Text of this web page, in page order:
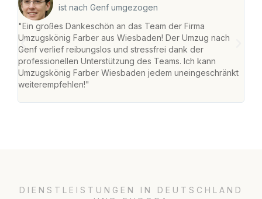
ist nach Genf umgezogen
"Ein großes Dankeschön an das Team der Firma
Umzugskönig Farber aus Wiesbaden! Der Umzug nach
Genf verlief reibungslos und stressfrei dank der
professionellen Unterstützung des Teams. Ich kann
Umzugskönig Farber Wiesbaden jedem uneingeschränkt
weiterempfehlen!"
DIENSTLEISTUNGEN IN DEUTSCHLAND